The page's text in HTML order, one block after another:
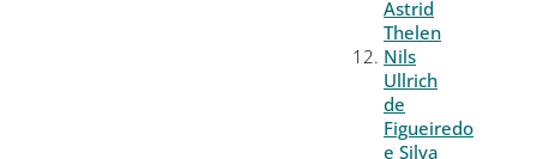
Astrid
Thelen
Nils
Ullrich
de
Figueiredo
e Silva